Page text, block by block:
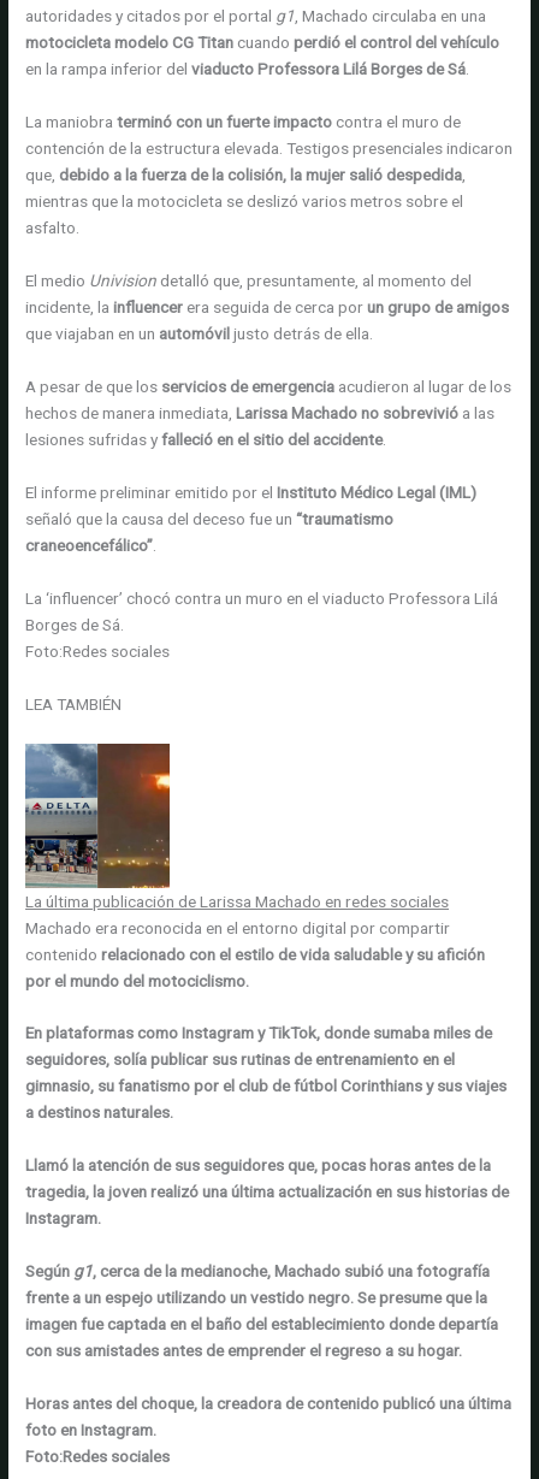
autoridades y citados por el portal g1, Machado circulaba en una
motocicleta modelo CG Titan cuando perdió el control del vehículo
en la rampa inferior delviaducto Professora Lilá Borges de Sá.
La maniobraterminó con un fuerte impacto contra el muro de
contención de la estructura elevada. Testigos presenciales indicaron
que, debido a la fuerza de la colisión, la mujer salió despedida,
mientras que la motocicleta se deslizó varios metros sobre el
asfalto.
El medio Univision detalló que, presuntamente, al momento del
incidente, lainfluencer era seguida de cerca porun grupo de amigos
que viajaban en un automóviljusto detrás de ella.
A pesar de que los servicios de emergencia acudieron al lugar de los
hechos de manera inmediata, Larissa Machado no sobrevivió a las
lesiones sufridas yfalleció en el sitio del accidente.
El informe preliminar emitido por elInstituto Médico Legal (IML)
señaló que la causa del deceso fue un“traumatismo
craneoencefálico”
La ‘influencer’ chocó contra un muro en el viaducto Professora Lilá
Borges de Sá.
Foto:Redes sociales
LEA TAMBIÉN
La última publicación de Larissa Machado en redes sociales
Machado era reconocida en el entorno digital por compartir
contenidorelacionado con el estilo de vida saludabley su afición
por el mundo del motociclismo.
En plataformas comoInstagram y TikTok, donde sumabamiles de
seguidores, solía publicar sus rutinas de entrenamiento en el
gimnasio, su fanatismo por el club de fútbol Corinthiansy sus viajes
a destinos naturales.
Llamó la atención de sus seguidores que,pocas horas antes de la
tragedia, la joven realizó unaúltima actualización en sus historias de
Instagram.
Según g1, cerca de la medianoche,Machado subió una fotografía
frente a un espejoutilizando un vestido negro. Se presume que la
imagen fue captada en el baño del establecimiento dondedepartía
con sus amistades antes de emprender el regreso a su hogar.
Horas antes del choque, la creadora de contenido publicó una última
foto en Instagram.
Foto:Redes sociales